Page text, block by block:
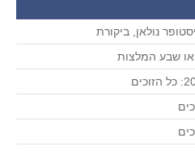
נולאן, ביקורת